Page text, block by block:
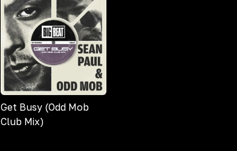
Get Busy (Odd Mob
Club Mix)